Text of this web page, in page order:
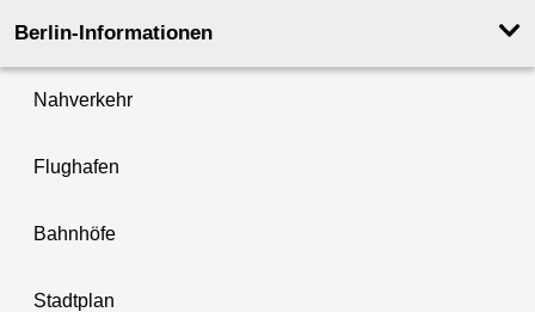
Berlin-Informationen
Nahverkehr
Flughafen
Bahnhöfe
Stadtplan